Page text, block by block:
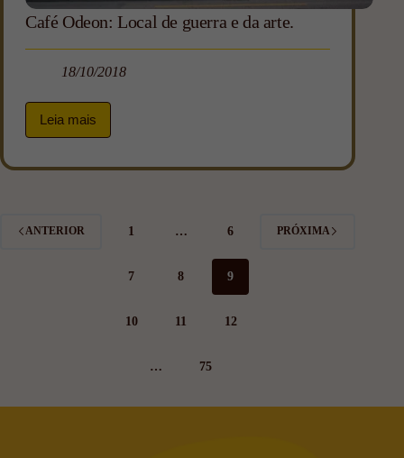
Café Odeon: Local de guerra e da arte.
18/10/2018
Leia mais
ANTERIOR 1 … 6
7 8 9
10 11 12
… 75
PRÓXIMA